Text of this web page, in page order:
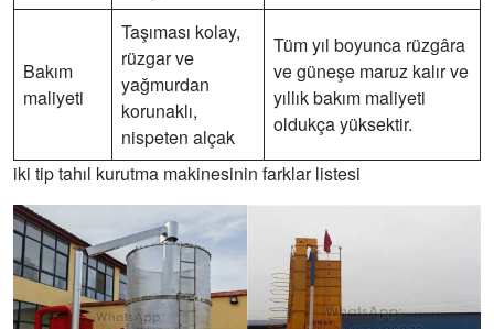
Bakım
maliyeti
Taşıması kolay,
rüzgar ve
yağmurdan
korunaklı,
nispeten alçak
Tüm yıl boyunca rüzgâra
ve güneşe maruz kalır ve
yıllık bakım maliyeti
oldukça yüksektir.
iki tip tahıl kurutma makinesinin farklar listesi